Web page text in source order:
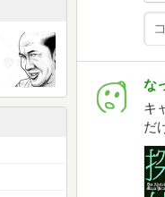
な
キ
だ